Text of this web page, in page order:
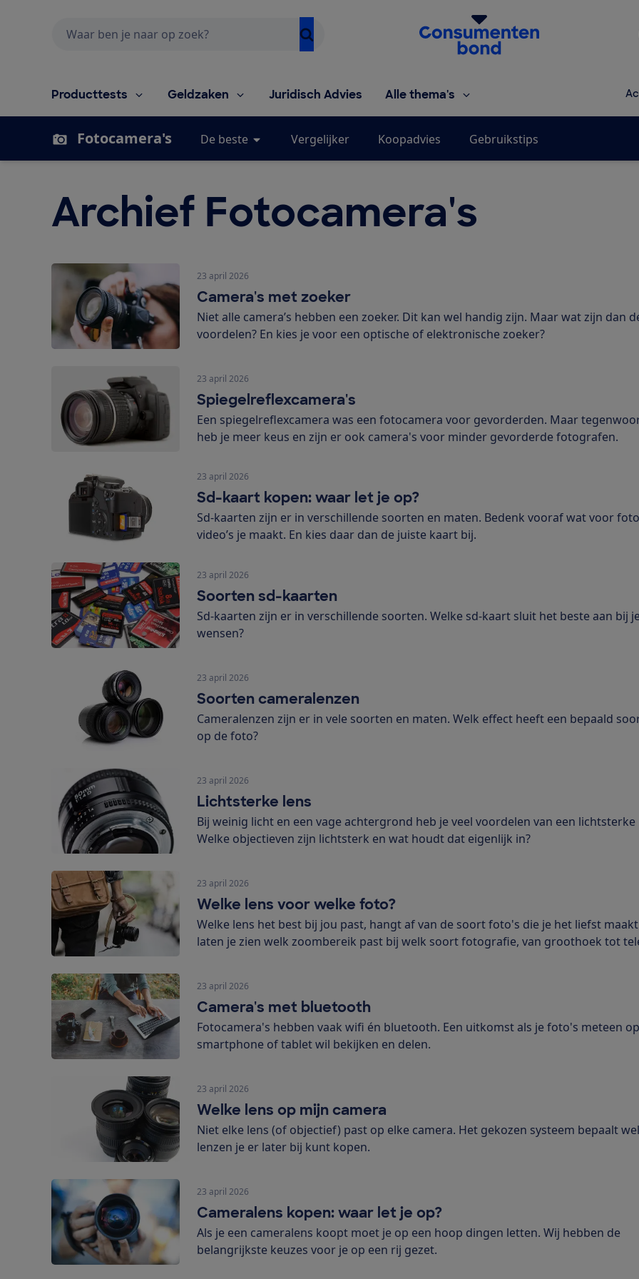
Homepage van de Consumentenbond
Producttests Geldzaken Juridisch Advies Alle thema's
Fotocamera's De beste Vergelijker Koopadvies Gebruikstips
Archief Fotocamera's
23 april 2026
Camera's met zoeker
Niet alle camera’s hebben een zoeker. Dit kan wel handig zijn. Maar wat zijn dan
voordelen? En kies je voor een optische of elektronische zoeker?
23 april 2026
Spiegelreflexcamera's
Een spiegelreflexcamera was een fotocamera voor gevorderden. Maar
heb je meer keus en zijn er ook camera's voor minder gevorderde fotografen.
23 april 2026
Sd-kaart kopen: waar let je op?
Sd-kaarten zijn er in verschillende soorten en maten. Bedenk vooraf wat voor
video’s je maakt. En kies daar dan de juiste kaart bij.
23 april 2026
Soorten sd-kaarten
Sd-kaarten zijn er in verschillende soorten. Welke sd-kaart sluit het beste aan bij je
wensen?
23 april 2026
Soorten cameralenzen
Cameralenzen zijn er in vele soorten en maten. Welk effect heeft een bepaald
op de foto?
23 april 2026
Lichtsterke lens
Bij weinig licht en een vage achtergrond heb je veel voordelen van een lichtsterke
Welke objectieven zijn lichtsterk en wat houdt dat eigenlijk in?
23 april 2026
Welke lens voor welke foto?
Welke lens het best bij jou past, hangt af van de soort foto's die je het liefst
laten je zien welk zoombereik past bij welk soort fotografie, van groothoek tot
23 april 2026
Camera's met bluetooth
Fotocamera's hebben vaak wifi én bluetooth. Een uitkomst als je foto's meteen
smartphone of tablet wil bekijken en delen.
23 april 2026
Welke lens op mijn camera
Niet elke lens (of objectief) past op elke camera. Het gekozen systeem bepaalt
lenzen je er later bij kunt kopen.
23 april 2026
Cameralens kopen: waar let je op?
Als je een cameralens koopt moet je op een hoop dingen letten. Wij hebben de
belangrijkste keuzes voor je op een rij gezet.